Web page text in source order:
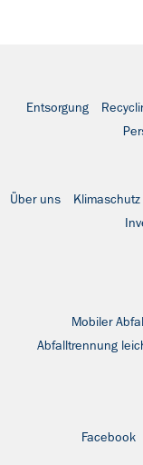
Entsorgung
Über uns Klimaschutz
Mobiler
Abfalltrennung
Facebook